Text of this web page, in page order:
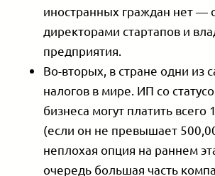
иностранных граждан нет —
директорами стартапов и
предприятия.
Во-вторых, в стране одни из
налогов в мире. ИП со
бизнеса могут платить всего
(если он не превышает
неплохая опция на раннем
очередь большая часть